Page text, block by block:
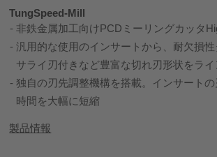
TungSpeed-Mill
非鉄金属加工向けPCDミーリングカッタ
汎用的な使用のインサートから、耐欠損性
サライ刃付きなど豊富な切れ刃形状をラ
独自の刃先調整機構を搭載。インサート
時間を大幅に短縮
製品情報